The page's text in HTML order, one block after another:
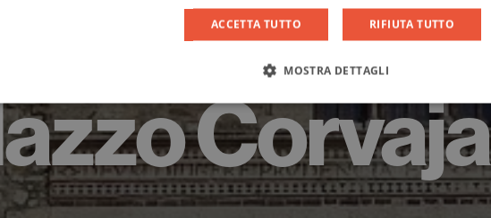
Corvaja
ACCETTA TUTTO RIFIUTA TUTTO
MOSTRA DETTAGLI